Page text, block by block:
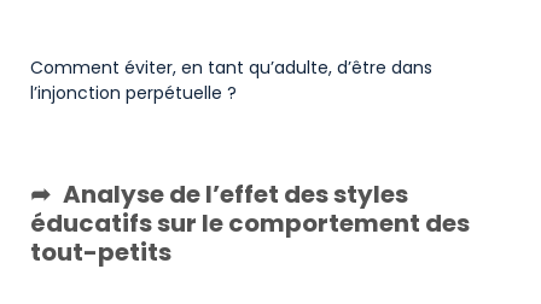
Comment éviter, en tant qu’adulte, d’être dans
l’injonction perpétuelle ?
Analyse de l’effet des styles
éducatifs sur le comportement des
tout-petits